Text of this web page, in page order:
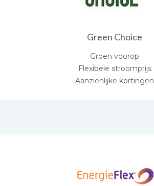
Green Choice
Groen voorop
Flexibele stroomprijs
Aanzienlijke kortingen